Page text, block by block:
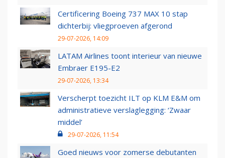
Certificering Boeing 737 MAX 10 stap
dichterbij: vliegproeven afgerond
29-07-2026, 14:09
LATAM Airlines toont interieur van nieuwe
Embraer E195-E2
29-07-2026, 13:34
Verscherpt toezicht ILT op KLM E&M om
administratieve verslaglegging: ‘Zwaar
middel’
29-07-2026, 11:54
Goed nieuws voor zomerse debutanten